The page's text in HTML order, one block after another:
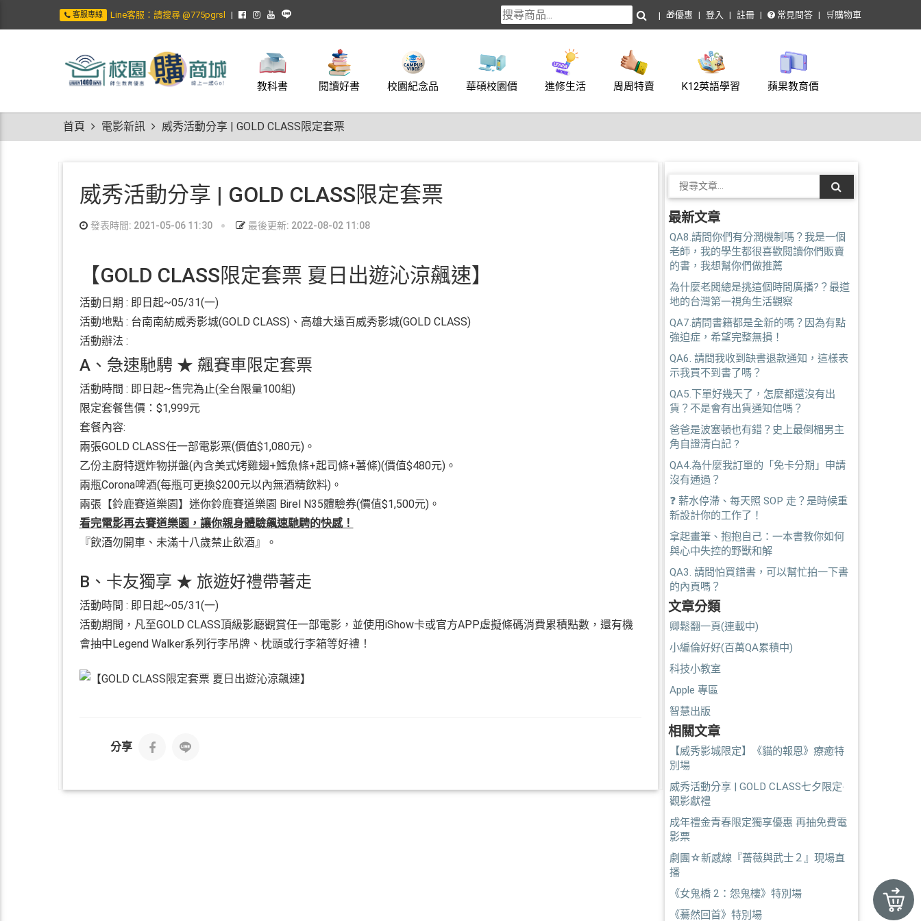
客服專線 Line客服：請搜尋 @775pgrsl 🎁優惠 登入 註冊 常見問答 🛒購物車
教科書 閱讀好書 校園紀念品 華碩校園價 進修生活 周周特賣 K12英語學習 蘋果教育價
首頁 電影新訊 威秀活動分享 | GOLD CLASS限定套票
威秀活動分享 | GOLD CLASS限定套票
發表時間: 2021-05-06 11:30 最後更新: 2022-08-02 11:08
【GOLD CLASS限定套票 夏日出遊沁涼飆速】
活動日期 : 即日起~05/31(一)
活動地點 : 台南南紡威秀影城(GOLD CLASS)、高雄大遠百威秀影城(GOLD CLASS)
活動辦法 :
A、急速馳騁 ★ 飆賽車限定套票
活動時間 : 即日起~售完為止(全台限量100組)
限定套餐售價：$1,999元
套餐內容:
兩張GOLD CLASS任一部電影票(價值$1,080元)。
乙份主廚特選炸物拼盤(內含美式烤雞翅+鱈魚條+起司條+薯條)(價值$480元)。
兩瓶Corona啤酒(每瓶可更換$200元以內無酒精飲料)。
兩張【鈴鹿賽道樂園】迷你鈴鹿賽道樂園 Birel N35體驗券(價值$1,500元)。
看完電影再去賽道樂園，讓你親身體驗飆速馳騁的快感！
『飲酒勿開車、未滿十八歲禁止飲酒』。
B、卡友獨享 ★ 旅遊好禮帶著走
活動時間 : 即日起~05/31(一)
活動期間，凡至GOLD CLASS頂級影廳觀賞任一部電影，並使用iShow卡或官方APP虛擬條碼消費累積點數，還有機
會抽中Legend Walker系列行李吊牌、枕頭或行李箱等好禮！
分享
最新文章
QA8.請問你們有分潤機制嗎？我是一個
老師，我的學生都很喜歡閱讀你們販賣
的書，我想幫你們做推薦
為什麼老闆總是挑這個時間廣播?？最道
地的台灣第一視角生活觀察
QA7.請問書籍都是全新的嗎？因為有點
強迫症，希望完整無損！
QA6. 請問我收到缺書退款通知，這樣表
示我買不到書了嗎？
QA5.下單好幾天了，怎麼都還沒有出
貨？不是會有出貨通知信嗎？
爸爸是波塞頓也有錯？史上最倒楣男主
角自證清白記 ?
QA4.為什麼我訂單的「免卡分期」申請
沒有通過？
❓ 薪水停滯、每天照 SOP 走？是時候重
新設計你的工作了！
拿起畫筆、抱抱自己：一本書教你如何
與心中失控的野獸和解
QA3. 請問怕買錯書，可以幫忙拍一下書
的內頁嗎？
文章分類
卿鬆翻一頁(連載中)
小編倫好好(百萬QA累積中)
科技小教室
Apple 專區
智慧出版
相關文章
【威秀影城限定】《貓的報恩》療癒特
別場
威秀活動分享 | GOLD CLASS七夕限定‧
觀影獻禮
成年禮金青春限定獨享優惠 再抽免費電
影票
劇團☆新感線『薔薇與武士２』現場直
播
《女鬼橋 2：怨鬼樓》特別場
《驀然回首》特別場